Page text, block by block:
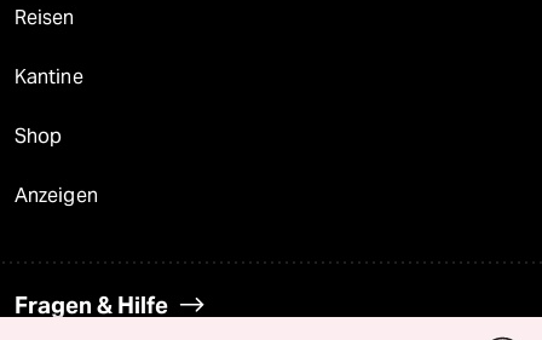
Reisen
Kantine
Shop
Anzeigen
Fragen & Hilfe